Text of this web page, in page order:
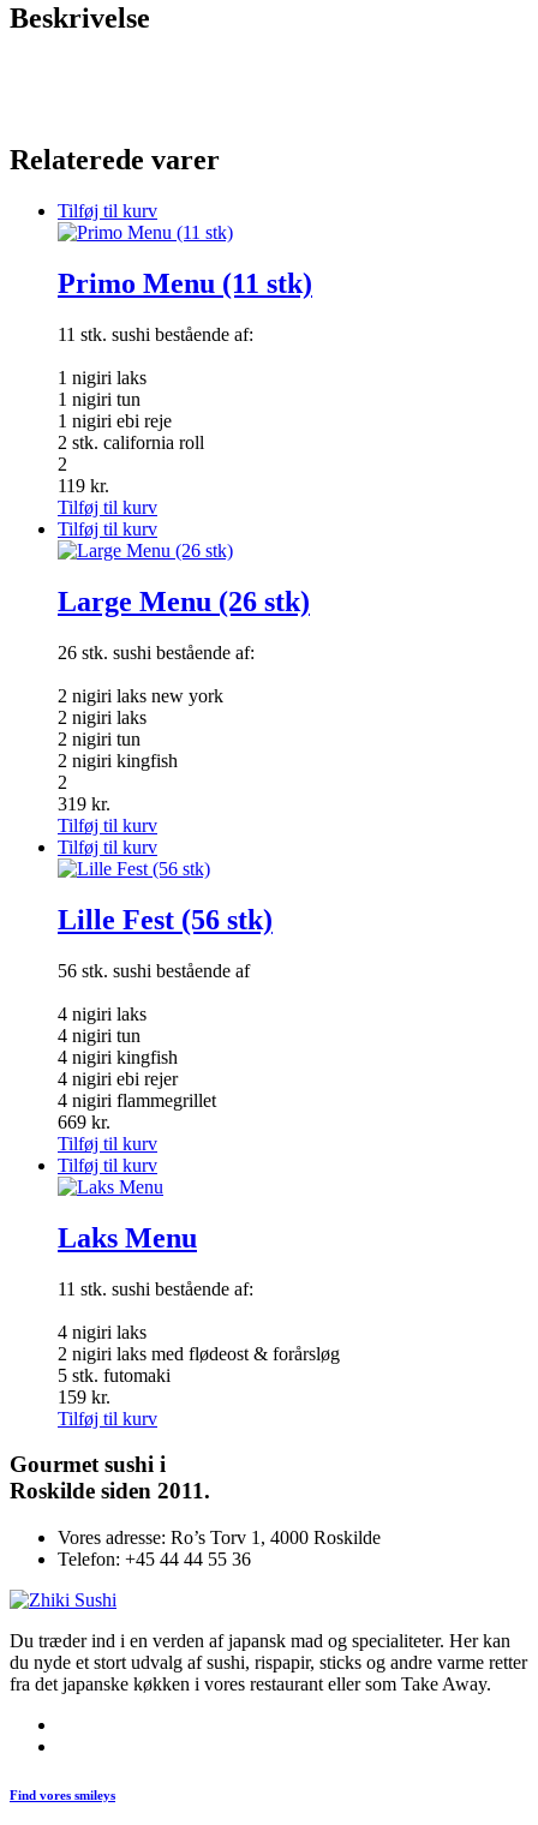
Beskrivelse
Relaterede varer
Tilføj til kurv
Primo Menu (11 stk)
11 stk. sushi bestående af:
1 nigiri laks
1 nigiri tun
1 nigiri ebi reje
2 stk. california roll
2
119 kr.
Tilføj til kurv
Tilføj til kurv
Large Menu (26 stk)
26 stk. sushi bestående af:
2 nigiri laks new york
2 nigiri laks
2 nigiri tun
2 nigiri kingfish
2
319 kr.
Tilføj til kurv
Tilføj til kurv
Lille Fest (56 stk)
56 stk. sushi bestående af
4 nigiri laks
4 nigiri tun
4 nigiri kingfish
4 nigiri ebi rejer
4 nigiri flammegrillet
669 kr.
Tilføj til kurv
Tilføj til kurv
Laks Menu
11 stk. sushi bestående af:
4 nigiri laks
2 nigiri laks med flødeost & forårsløg
5 stk. futomaki
159 kr.
Tilføj til kurv
Gourmetsushi i
Roskilde siden 2011.
Vores adresse: Ro’s Torv 1, 4000 Roskilde
Telefon: +45 44 44 55 36
Du træder ind i en verden af japansk mad og specialiteter. Her kan
du nyde et stort udvalg af sushi, rispapir, sticks og andre varme retter
fra det japanske køkken i vores restaurant eller som Take Away.
Find vores smileys